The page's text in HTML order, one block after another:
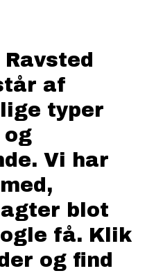
af
typer
og
Vi har
blot
få. Klik
og find